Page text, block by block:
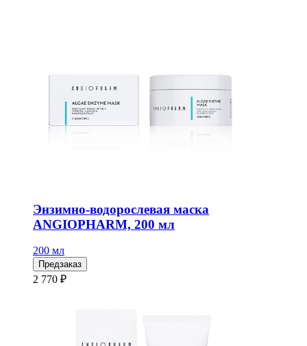
Энзимно-водорослевая маска
ANGIOPHARM, 200 мл
200 мл
Предзаказ
2 770 ₽